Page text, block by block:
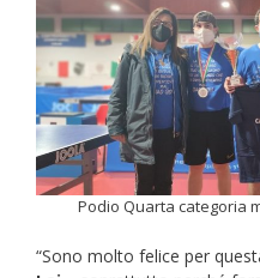
Podio Quarta categoria
“Sono molto felice per